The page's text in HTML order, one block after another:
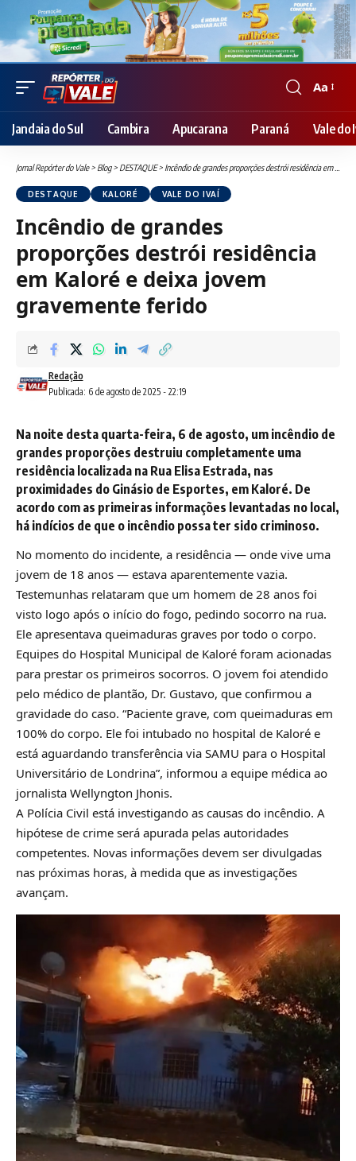
Font
Resizer
Aa
Jandaia do Sul Cambira Apucarana Paraná Vale do
Jornal Repórter do Vale> Blog> DESTAQUE> Incêndio de grandes proporções destrói residência em Kaloré e deixa jovem gravemente ferido
DESTAQUE KALORÉ VALE DO IVAÍ
Incêndio de grandes
proporções destrói residência
em Kaloré e deixa jovem
gravemente ferido
Publicada: 6 de agosto de 2025 - 22:19
Redação
Na noite desta quarta-feira, 6 de agosto, um incêndio de
grandes proporções destruiu completamente uma
residência localizada na Rua Elisa Estrada, nas
proximidades do Ginásio de Esportes, em Kaloré. De
acordo com as primeiras informações levantadas no local,
há indícios de que o incêndio possa ter sido criminoso.
No momento do incidente, a residência — onde vive uma
jovem de 18 anos — estava aparentemente vazia.
Testemunhas relataram que um homem de 28 anos foi
visto logo após o início do fogo, pedindo socorro na rua.
Ele apresentava queimaduras graves por todo o corpo.
Equipes do Hospital Municipal de Kaloré foram acionadas
para prestar os primeiros socorros. O jovem foi atendido
pelo médico de plantão, Dr. Gustavo, que confirmou a
gravidade do caso. “Paciente grave, com queimaduras em
100% do corpo. Ele foi intubado no hospital de Kaloré e
está aguardando transferência via SAMU para o Hospital
Universitário de Londrina”, informou a equipe médica ao
jornalista Wellyngton Jhonis.
A Polícia Civil está investigando as causas do incêndio. A
hipótese de crime será apurada pelas autoridades
competentes. Novas informações devem ser divulgadas
nas próximas horas, à medida que as investigações
avançam.